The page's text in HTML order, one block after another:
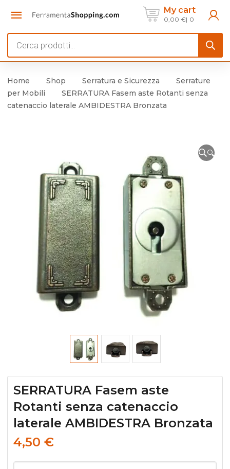
My cart
0,00 € 0
search
Home Shop Serratura e Sicurezza
Serrature
per Mobili
SERRATURA Fasem aste Rotanti senza
catenaccio laterale AMBIDESTRA Bronzata
🔍
SERRATURA Fasem aste
Rotanti senza catenaccio
laterale AMBIDESTRA Bronzata
4,50 €